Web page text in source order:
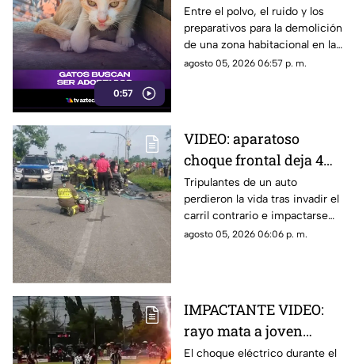
0:57
demolición en la
colonia San Agustín de
Acapulco
Entre el polvo, el ruido y los
preparativos para la demolición
de una zona habitacional en la
colonia San Agustín, una
agosto 05, 2026 06:57 p. m.
VIDEO: aparatoso
choque frontal deja 4
muertos de una familia
Tripulantes de un auto
perdieron la vida tras invadir el
carril contrario e impactarse
contra un camión de ganado.
agosto 05, 2026 06:06 p. m.
IMPACTANTE VIDEO:
rayo mata a joven
futbolista en pleno
El choque eléctrico durante el